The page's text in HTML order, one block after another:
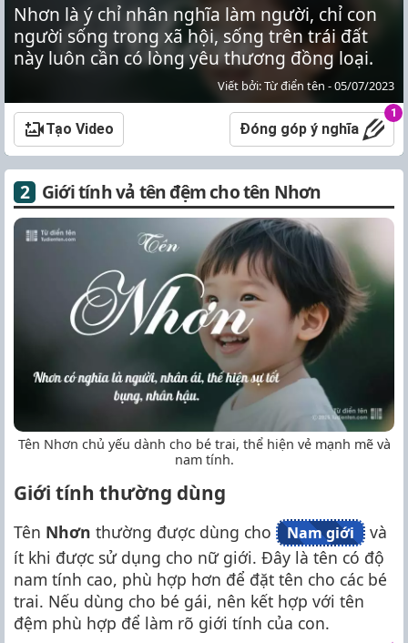
Nhơn là ý chỉ nhân nghĩa làm người, chỉ con
người sống trong xã hội, sống trên trái đất
này luôn cần có lòng yêu thương đồng loại.
Viết bởi: Từ điển tên - 05/07/2023
Tạo Video Đóng góp ý nghĩa
1
Giới tính vả tên đệm cho tên Nhơn
Tên Nhơn chủ yếu dành cho bé trai, thể hiện vẻ mạnh mẽ và
nam tính.
Giới tính thường dùng
Tên Nhơn thường được dùng cho Nam giới
và
ít khi được sử dụng cho nữ giới. Đây là tên có độ
nam tính cao, phù hợp hơn để đặt tên cho các bé
trai. Nếu dùng cho bé gái, nên kết hợp với tên
đệm phù hợp để làm rõ giới tính của con.